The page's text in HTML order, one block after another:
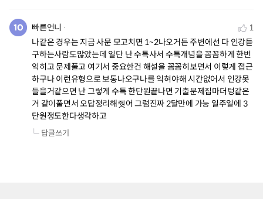
빠른언니
1
나같은 경우는 지금 사문 모고치면 1~2나오거든 주변에선 다 인강듣
구하는사람도많았는데 일단 난 수특사서 수특개념을 꼼꼼하게 한번
익히고 문제풀고 여기서 중요한건 해설을 꼼꼼히보면서 이렇게 접근
하구나 이런유형으로 보통나오구나를 익혀야해 시간없어서 인강못
들을거같으면 난 그렇게 수특 한단원끝나면 기출문제집마더텅같은
거 같이풀면서 오답정리해줫어 그럼진짜 2달만에 가능 일주일에 3
단원정도한다생각하고
답글쓰기